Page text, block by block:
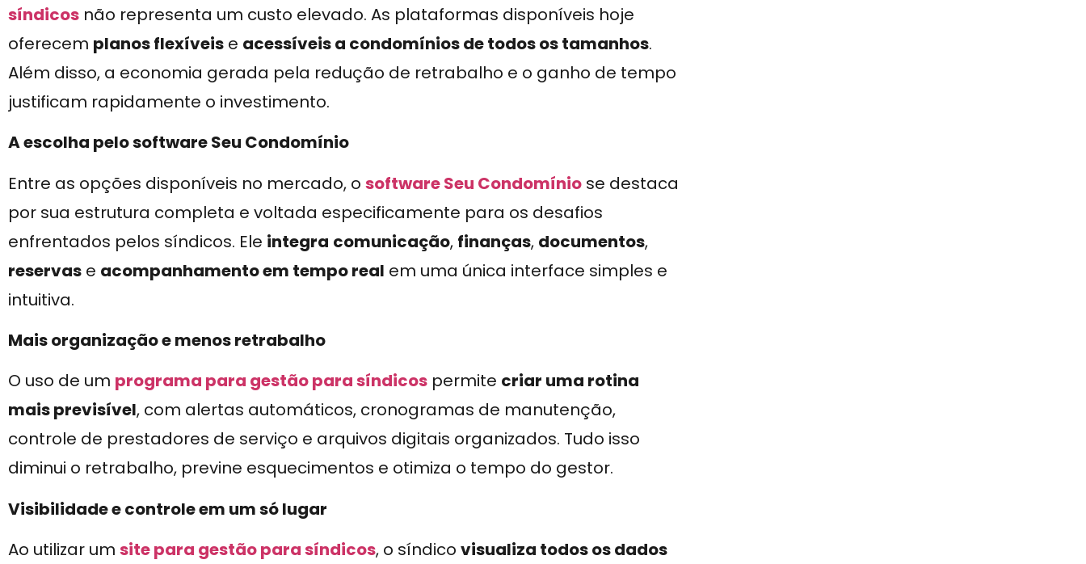
síndicos não representa um custo elevado. As plataformas disponíveis hoje
oferecem planos flexíveis e acessíveis a condomínios de todos os tamanhos.
Além disso, a economia gerada pela redução de retrabalho e o ganho de tempo
justificam rapidamente o investimento.
A escolha pelo software Seu Condomínio
Entre as opções disponíveis no mercado, o software Seu Condomínio se destaca
por sua estrutura completa e voltada especificamente para os desafios
enfrentados pelos síndicos. Ele integra comunicação, finanças, documentos,
reservas e acompanhamento em tempo real em uma única interface simples e
intuitiva.
Mais organização e menos retrabalho
O uso de um programa para gestão para síndicos permite criar uma rotina
mais previsível, com alertas automáticos, cronogramas de manutenção,
controle de prestadores de serviço e arquivos digitais organizados. Tudo isso
diminui o retrabalho, previne esquecimentos e otimiza o tempo do gestor.
Visibilidade e controle em um só lugar
Ao utilizar um site para gestão para síndicos, o síndico visualiza todos os dados